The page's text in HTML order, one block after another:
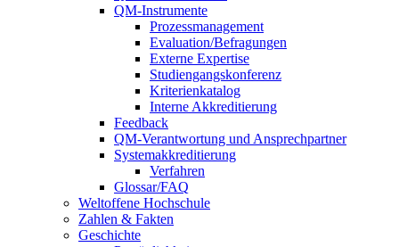
QM-Instrumente
Prozessmanagement
Evaluation/Befragungen
Externe Expertise
Studiengangskonferenz
Kriterienkatalog
Interne Akkreditierung
Feedback
QM-Verantwortung und Ansprechpartner
Systemakkreditierung
Verfahren
Glossar/FAQ
Weltoffene Hochschule
Zahlen & Fakten
Geschichte